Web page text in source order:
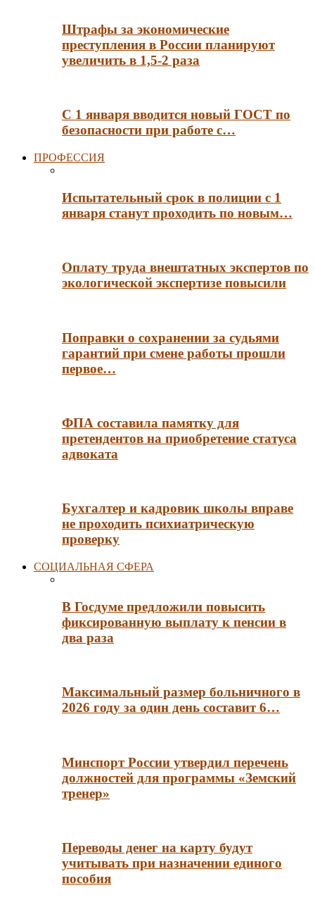
Штрафы за экономические
преступления в России планируют
увеличить в 1,5-2 раза
С 1 января вводится новый ГОСТ по
безопасности при работе с…
ПРОФЕССИЯ
Испытательный срок в полиции с 1
января станут проходить по новым…
Оплату труда внештатных экспертов по
экологической экспертизе повысили
Поправки о сохранении за судьями
гарантий при смене работы прошли
первое…
ФПА составила памятку для
претендентов на приобретение статуса
адвоката
Бухгалтер и кадровик школы вправе
не проходить психиатрическую
проверку
СОЦИАЛЬНАЯ СФЕРА
В Госдуме предложили повысить
фиксированную выплату к пенсии в
два раза
Максимальный размер больничного в
2026 году за один день составит 6…
Минспорт России утвердил перечень
должностей для программы «Земский
тренер»
Переводы денег на карту будут
учитывать при назначении единого
пособия